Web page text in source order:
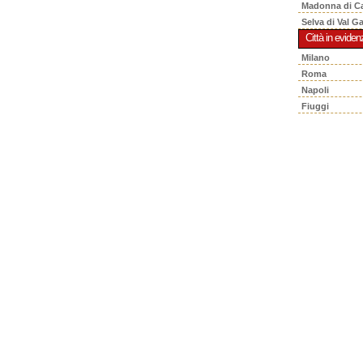
Madonna di
Selva di Val
Città in
Milano
Roma
Napoli
Fiuggi